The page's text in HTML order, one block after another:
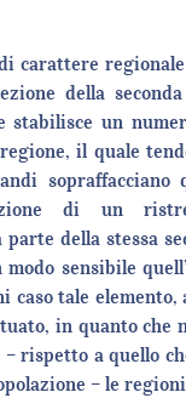
carattere
della
stabilisce un
il quale
sopraffacciano
di un
della stessa
sensibile
caso tale elemento,
in quanto che
rispetto a quello
– le